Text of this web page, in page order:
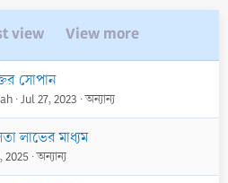
view View more
সোপান
Jul 27, 2023 অন্যান্য
লাভের মাধ্যম
2025 অন্যান্য